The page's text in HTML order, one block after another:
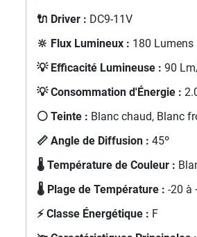
🔌 Driver : DC9-11V
🔆 Flux Lumineux : 180 Lumens
💡 Efficacité Lumineuse : 90
💡 Consommation d'Énergie :
⚪ Teinte : Blanc chaud, Blanc
📏 Angle de Diffusion : 45º
🌡️ Température de Couleur :
🌡️ Plage de Température : -20 à
⚡ Classe Énergétique : F